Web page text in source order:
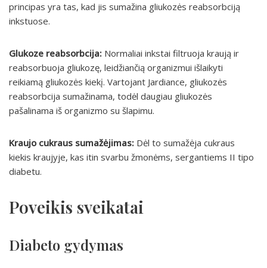
principas yra tas, kad jis sumažina gliukozės reabsorbciją
inkstuose.
Glukoze reabsorbcija: Normaliai inkstai filtruoja kraują ir
reabsorbuoja gliukozę, leidžiančią organizmui išlaikyti
reikiamą gliukozės kiekį. Vartojant Jardiance, gliukozės
reabsorbcija sumažinama, todėl daugiau gliukozės
pašalinama iš organizmo su šlapimu.
Kraujo cukraus sumažėjimas: Dėl to sumažėja cukraus
kiekis kraujyje, kas itin svarbu žmonėms, sergantiems II tipo
diabetu.
Poveikis sveikatai
Diabeto gydymas